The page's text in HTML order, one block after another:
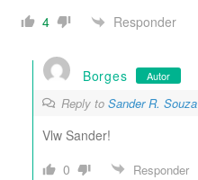
4 Responder
Borges Autor
Reply to Sander R. Souza
Vlw Sander!
0
Responder